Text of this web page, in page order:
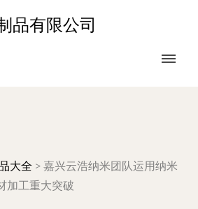
品有限公司
大全 > 嘉兴云浩纳米团队运用纳米
加工重大突破